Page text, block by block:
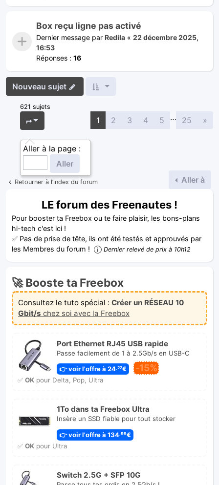
Box reçu ligne pas activé
Dernier message par Redila « 22 décembre 2025,
16:53
Réponses : 16
Nouveau sujet
621 sujets
Page
Aller à la page :
1 2 3 4 5 … 25 »
Retourner à l’index du forum Aller à
LE forum des Freenautes !
Pour booster ta Freebox ou te faire plaisir, les bons-plans
hi-tech c'est ici !
✅ Pas de prise de tête, ils ont été testés et approuvés par
les Membres du forum !
Dernier relevé de prix à 10h12
🚀 Booste ta Freebox
Consultez le tuto spécial : Créer un RÉSEAU 10
Gbit/s chez soi avec la Freebox
Port Ethernet RJ45 USB rapide
Passe facilement de 1 à 2.5Gb/s en USB-C
👉 voir l'offre à 24 ,22€ -15%
✅ OKpour Delta, Pop, Ultra
1To dans ta Freebox Ultra
Insère un SSD fiable pour tout stocker
👉 voir l'offre à 134 ,99€
✅ OKpour Ultra
Switch 2.5G + SFP 10G